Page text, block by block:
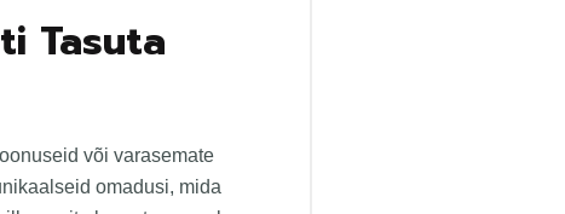
Tasuta
või varasemate
omadusi, mida